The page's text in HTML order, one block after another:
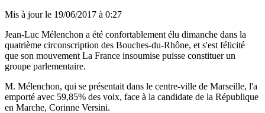
Mis à jour le 19/06/2017 à 0:27
Jean-Luc Mélenchon a été confortablement élu dimanche dans la
quatrième circonscription des Bouches-du-Rhône, et s'est félicité
que son mouvement La France insoumise puisse constituer un
groupe parlementaire.
M. Mélenchon, qui se présentait dans le centre-ville de Marseille, l'a
emporté avec 59,85% des voix, face à la candidate de la République
en Marche, Corinne Versini.